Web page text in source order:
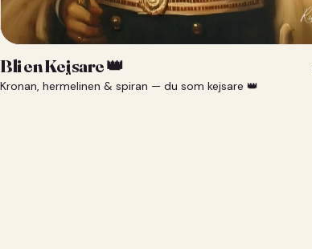
Bli en Kejsare 👑
Kronan, hermelinen & spiran — du som kejsare 👑